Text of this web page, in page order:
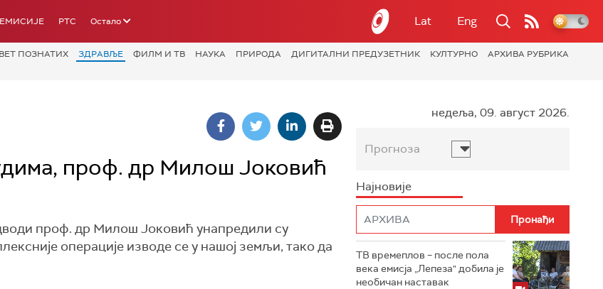
ЕМИСИЈЕ РТС Остало Lat Eng
ПОЗНАТИХ ЗДРАВЉЕ ФИЛМ И ТВ НАУКА ПРИРОДА ДИГИТАЛНИ ПРЕДУЗЕТНИК КУЛТУРНО
АРХИВА РУБРИКА
проф. др Милош Јоковић
проф. др Милош Јоковић унапредили су
операције изводе се у нашој земљи, тако да
недеља, 09. август 2026.
Прогноза
Најновије
ТВ времеплов – после пола
века емисја „Лепеза" добила је
необичан наставак